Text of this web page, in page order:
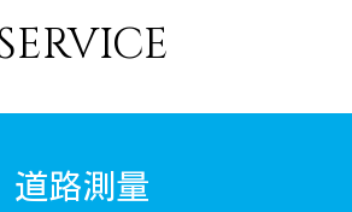
道路測量